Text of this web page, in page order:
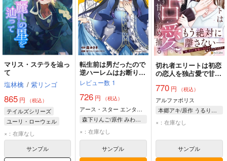
マリス・ステラを辿っ
て
塩林檎 / 紫リンゴ
865 円 （税込）
テイルズシリーズ
ユーリ・ローウェル
パティ・フルール
×：在庫なし
サンプル
転生前は男だったので
逆ハーレムはお断りし
ております 完璧淑女
への道 6
レビュー数 1
726 円 （税込）
アース・スター エンターテイメント
森下りんご/原作 みわべさくら/原作 森みさき/漫画
×：在庫なし
サンプル
切れ者エリートは初恋
の恋人を独占愛で甘く
770円 （税込）
アルファポリス
本郷アキ/原作 うるりんご/漫画
×：在庫なし
サンプル